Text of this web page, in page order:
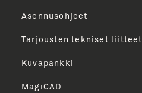
Asennusohjeet
Tarjousten tekniset liitteet
Kuvapankki
MagiCAD